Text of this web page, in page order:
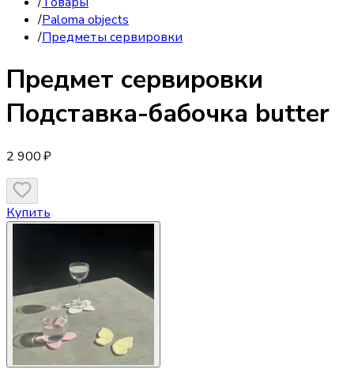
/Paloma objects
/Предметы сервировки
Предмет сервировки
Подставка-бабочка butter
2 900 ₽
Купить